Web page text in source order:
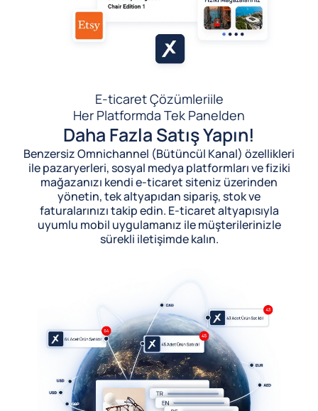
E-ticaret Çözümleriile
Her Platformda Tek Panelden
Daha Fazla Satış Yapın!
Benzersiz Omnichannel (Bütüncül Kanal) özellikleri
ile pazaryerleri, sosyal medya platformları ve fiziki
mağazanızı kendi e-ticaret siteniz üzerinden
yönetin, tek altyapıdan sipariş, stok ve
faturalarınızı takip edin. E-ticaret altyapısıyla
uyumlu mobil uygulamanız ile müşterilerinizle
sürekli iletişimde kalın.